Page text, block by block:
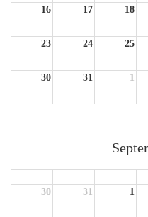
16 17 18
23 24 25
30 31 1
30
31 1